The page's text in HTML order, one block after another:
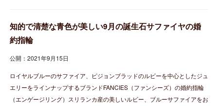
知的で清楚な青色が美しい9月の誕生石サファイヤの婚
約指輪
公開：2021年9月15日
ロイヤルブルーのサファイア、ピジョンブラッドのルビーを中心としたジュ
エリーをラインナップするブランドFANCIES（ファンシーズ）の婚約指輪
（エンゲージリング）スリランカ産の美しいルビー、ブルーサファイアをお